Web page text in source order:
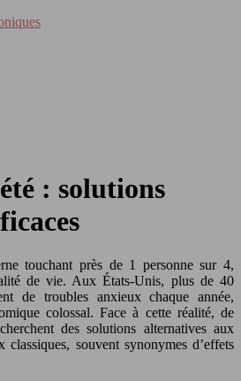
: solutions
touchant près de 1 personne sur 4,
de vie. Aux États-Unis, plus de 40
de troubles anxieux chaque année,
colossal. Face à cette réalité, de
des solutions alternatives aux
classiques, souvent synonymes d’effets